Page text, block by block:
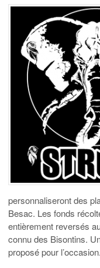
personnaliseront des
Besac. Les fonds
entièrement reversés
connu des Bisontins.
proposé pour l’occasion.